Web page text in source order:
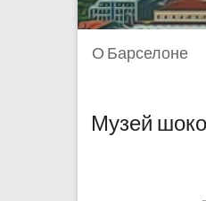
О Барселоне
Музей